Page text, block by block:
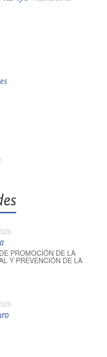
PROMOCIÓN DE LA
Y PREVENCIÓN DE LA